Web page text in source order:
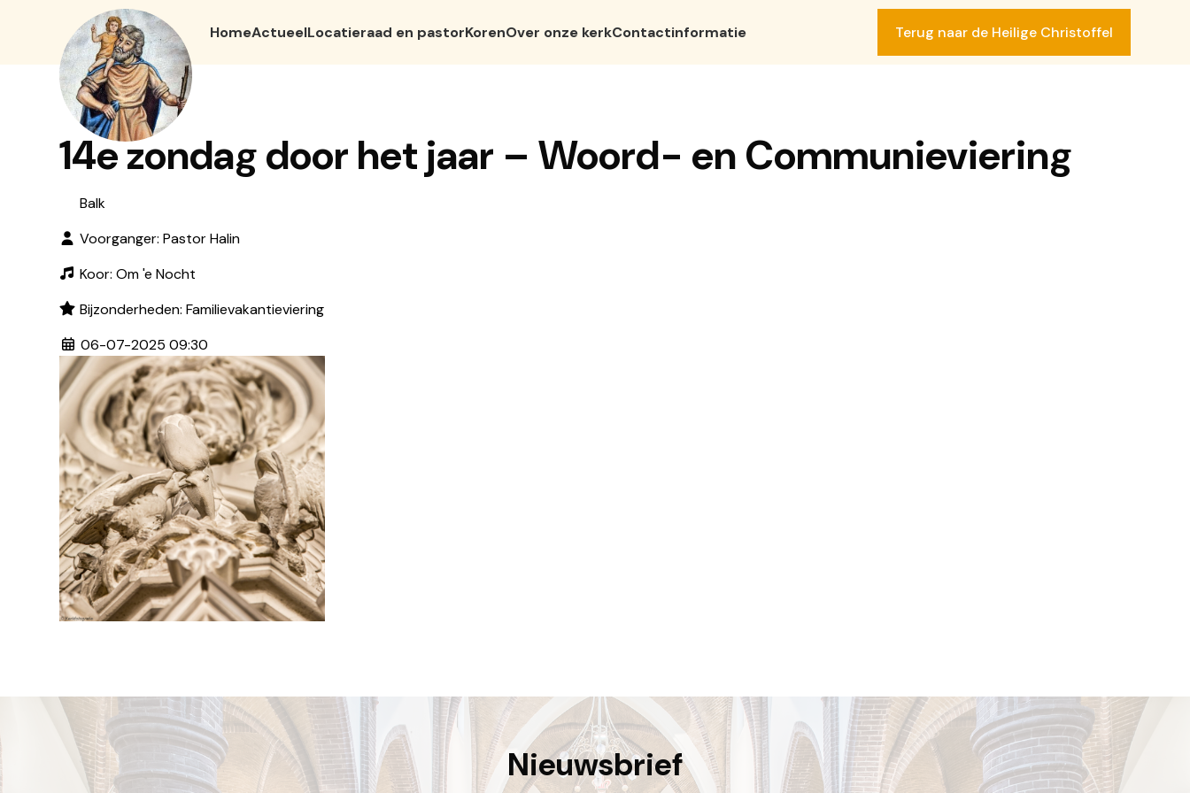
HomeActueelLocatieraad en pastorKorenOver onze kerkContactinformatie Terug naar de Heilige Christoffel
SLUIT
14e zondag door het jaar – Woord- en Communieviering
Balk
Voorganger: Pastor Halin
Koor: Om 'e Nocht
Bijzonderheden: Familievakantieviering
06-07-2025 09:30
Nieuwsbrief